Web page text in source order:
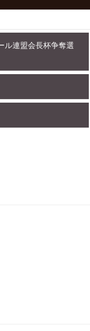
ル連盟会長杯争奪選